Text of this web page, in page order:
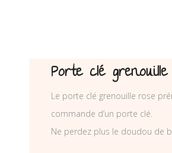
Porte clé
Le porte clé grenouille rose
commande d’un porte clé.
Ne perdez plus le doudou de